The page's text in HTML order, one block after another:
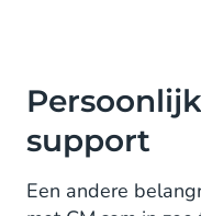
support
Een andere